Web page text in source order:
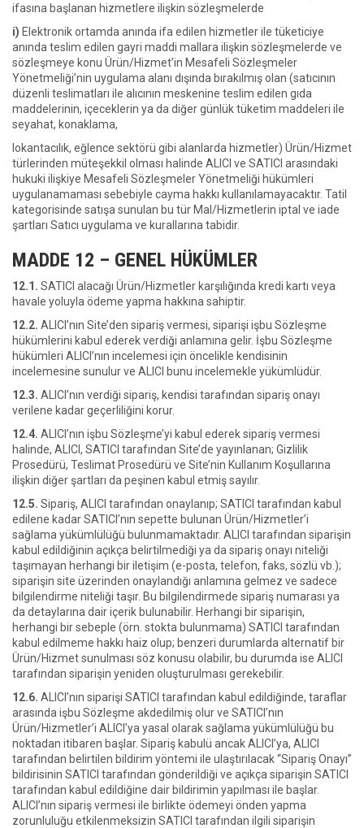
ifasına başlanan hizmetlere ilişkin sözleşmelerde
i) Elektronik ortamda anında ifa edilen hizmetler ile tüketiciye
anında teslim edilen gayri maddi mallara ilişkin sözleşmelerde ve
sözleşmeye konu Ürün/Hizmet’in Mesafeli Sözleşmeler
Yönetmeliği’nin uygulama alanı dışında bırakılmış olan (satıcının
düzenli teslimatları ile alıcının meskenine teslim edilen gıda
maddelerinin, içeceklerin ya da diğer günlük tüketim maddeleri ile
seyahat, konaklama,
lokantacılık, eğlence sektörü gibi alanlarda hizmetler) Ürün/Hizmet
türlerinden müteşekkil olması halinde ALICI ve SATICI arasındaki
hukuki ilişkiye Mesafeli Sözleşmeler Yönetmeliği hükümleri
uygulanamaması sebebiyle cayma hakkı kullanılamayacaktır. Tatil
kategorisinde satışa sunulan bu tür Mal/Hizmetlerin iptal ve iade
şartları Satıcı uygulama ve kurallarına tabidir.
MADDE 12 – GENEL HÜKÜMLER
12.1. SATICI alacağı Ürün/Hizmetler karşılığında kredi kartı veya
havale yoluyla ödeme yapma hakkına sahiptir.
12.2. ALICI’nın Site’den sipariş vermesi, siparişi işbu Sözleşme
hükümlerini kabul ederek verdiği anlamına gelir. İşbu Sözleşme
hükümleri ALICI’nın incelemesi için öncelikle kendisinin
incelemesine sunulur ve ALICI bunu incelemekle yükümlüdür.
12.3. ALICI’nın verdiği sipariş, kendisi tarafından sipariş onayı
verilene kadar geçerliliğini korur.
12.4. ALICI’nın işbu Sözleşme’yi kabul ederek sipariş vermesi
halinde, ALICI, SATICI tarafından Site’de yayınlanan; Gizlilik
Prosedürü, Teslimat Prosedürü ve Site’nin Kullanım Koşullarına
ilişkin diğer şartları da peşinen kabul etmiş sayılır.
12.5. Sipariş, ALICI tarafından onaylanıp; SATICI tarafından kabul
edilene kadar SATICI’nın sepette bulunan Ürün/Hizmetler’i
sağlama yükümlülüğü bulunmamaktadır. ALICI tarafından siparişin
kabul edildiğinin açıkça belirtilmediği ya da sipariş onayı niteliği
taşımayan herhangi bir iletişim (e-posta, telefon, faks, sözlü vb.);
siparişin site üzerinden onaylandığı anlamına gelmez ve sadece
bilgilendirme niteliği taşır. Bu bilgilendirmede sipariş numarası ya
da detaylarına dair içerik bulunabilir. Herhangi bir siparişin,
herhangi bir sebeple (örn. stokta bulunmama) SATICI tarafından
kabul edilmeme hakkı haiz olup; benzeri durumlarda alternatif bir
Ürün/Hizmet sunulması söz konusu olabilir, bu durumda ise ALICI
tarafından siparişin yeniden oluşturulması gerekebilir.
12.6. ALICI’nın siparişi SATICI tarafından kabul edildiğinde, taraflar
arasında işbu Sözleşme akdedilmiş olur ve SATICI’nın
Ürün/Hizmetler’i ALICI’ya yasal olarak sağlama yükümlülüğü bu
noktadan itibaren başlar. Sipariş kabulü ancak ALICI’ya, ALICI
tarafından belirtilen bildirim yöntemi ile ulaştırılacak “Sipariş Onayı”
bildirisinin SATICI tarafından gönderildiği ve açıkça siparişin SATICI
tarafından kabul edildiğine dair bildirimin yapılması ile başlar.
ALICI’nın sipariş vermesi ile birlikte ödemeyi önden yapma
zorunluluğu etkilenmeksizin SATICI tarafından ilgili siparişin